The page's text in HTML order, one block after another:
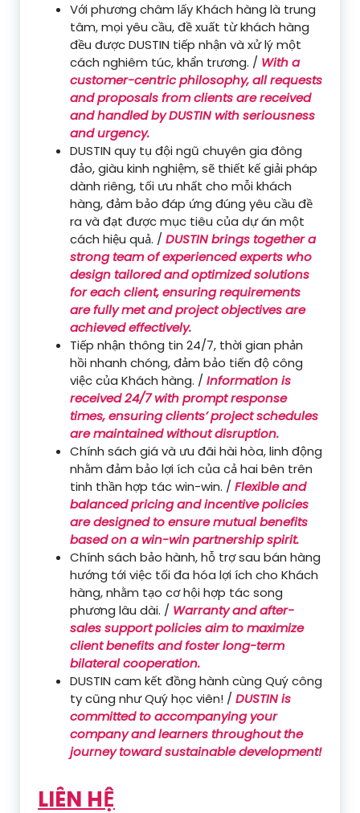
Với phương châm lấy Khách hàng là trung
tâm, mọi yêu cầu, đề xuất từ khách hàng
đều được DUSTIN tiếp nhận và xử lý một
cách nghiêm túc, khẩn trương. / With a
customer-centric philosophy, all requests
and proposals from clients are received
and handled by DUSTIN with seriousness
and urgency.
DUSTIN quy tụ đội ngũ chuyên gia đông
đảo, giàu kinh nghiệm, sẽ thiết kế giải pháp
dành riêng, tối ưu nhất cho mỗi khách
hàng, đảm bảo đáp ứng đúng yêu cầu đề
ra và đạt được mục tiêu của dự án một
cách hiệu quả. / DUSTIN brings together a
strong team of experienced experts who
design tailored and optimized solutions
for each client, ensuring requirements
are fully met and project objectives are
achieved effectively.
Tiếp nhận thông tin 24/7, thời gian phản
hồi nhanh chóng, đảm bảo tiến độ công
việc của Khách hàng. / Information is
received 24/7 with prompt response
times, ensuring clients’ project schedules
are maintained without disruption.
Chính sách giá và ưu đãi hài hòa, linh động
nhằm đảm bảo lợi ích của cả hai bên trên
tinh thần hợp tác win-win. / Flexible and
balanced pricing and incentive policies
are designed to ensure mutual benefits
based on a win-win partnership spirit.
Chính sách bảo hành, hỗ trợ sau bán hàng
hướng tới việc tối đa hóa lợi ích cho Khách
hàng, nhằm tạo cơ hội hợp tác song
phương lâu dài. / Warranty and after-
sales support policies aim to maximize
client benefits and foster long-term
bilateral cooperation.
DUSTIN cam kết đồng hành cùng Quý công
ty cũng như Quý học viên! / DUSTIN is
committed to accompanying your
company and learners throughout the
journey toward sustainable development!
LIÊN HỆ